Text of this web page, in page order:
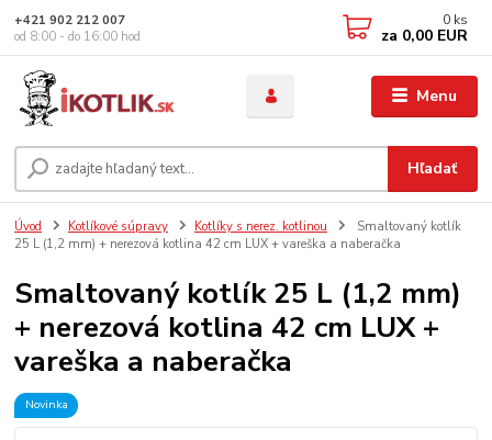
Menu
Hľadať
+421 902 212 007
od 8:00 - do 16:00 hod
0 ks
za 0,00 EUR
Úvod Kotlíkové súpravy Kotlíky s nerez. kotlinou
Smaltovaný kotlík
25 L (1,2 mm) + nerezová kotlina 42 cm LUX + vareška a naberačka
Smaltovaný kotlík 25 L (1,2 mm)
+ nerezová kotlina 42 cm LUX +
vareška a naberačka
Novinka